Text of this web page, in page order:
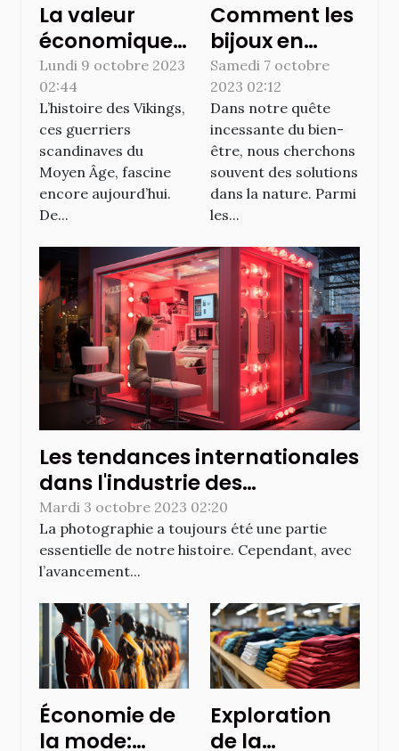
La valeur
économique
des bijoux et
accessoires
vikings de nos
jours
Lundi 9 octobre 2023
02:44
L’histoire des Vikings,
ces guerriers
scandinaves du
Moyen Âge, fascine
encore aujourd’hui.
De...
Comment les
bijoux en
pierre
précieuse
peuvent
améliorer le
bien-être
quotidien
Samedi 7 octobre
2023 02:12
Dans notre quête
incessante du bien-
être, nous cherchons
souvent des solutions
dans la nature. Parmi
les...
Les tendances internationales
dans l'industrie des
photobooths: le cas de
Montréal
Mardi 3 octobre 2023 02:20
La photographie a toujours été une partie
essentielle de notre histoire. Cependant, avec
l’avancement...
Économie de
la mode:
Exploration
de la